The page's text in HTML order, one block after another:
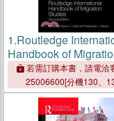
1.Routledge
Handbook of
Studies
若需訂購本書，請電洽
25006600[分機130、